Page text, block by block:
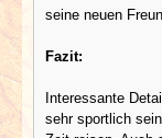
seine neuen
Fazit:
Interessante
sehr sportlich